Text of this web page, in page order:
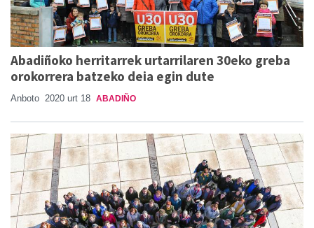
Abadiñoko herritarrek urtarrilaren 30eko greba
orokorrera batzeko deia egin dute
Anboto 2020 urt 18 ABADIÑO